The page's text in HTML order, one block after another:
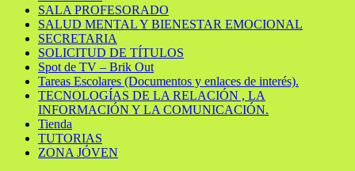
SALA PROFESORADO
SALUD MENTAL Y BIENESTAR EMOCIONAL
SECRETARIA
SOLICITUD DE TÍTULOS
Spot de TV – Brik Out
Tareas Escolares (Documentos y enlaces de interés).
TECNOLOGÍAS DE LA RELACIÓN , LA
INFORMACIÓN Y LA COMUNICACIÓN.
Tienda
TUTORIAS
ZONA JÓVEN